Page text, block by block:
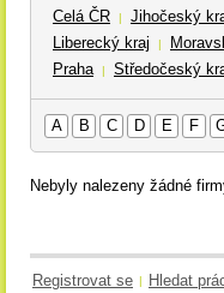
Celá ČR | Jihočeský
Liberecký kraj
|
Praha
| Středočeský
A B C D E F
Nebyly nalezeny žádné
Registrovat se | Hledat